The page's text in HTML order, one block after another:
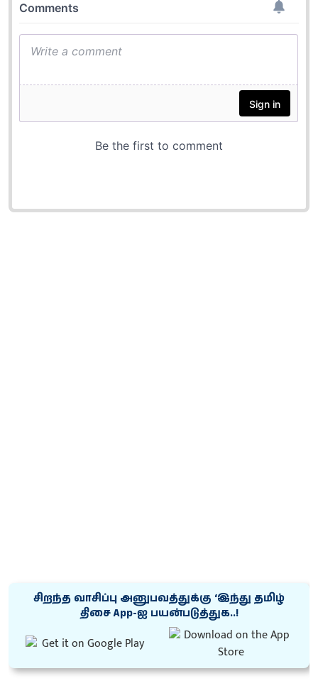
சிறந்த வாசிப்பு அனுபவத்துக்கு ‘இந்து தமிழ்
திசை App-ஐ பயன்படுத்துக..!